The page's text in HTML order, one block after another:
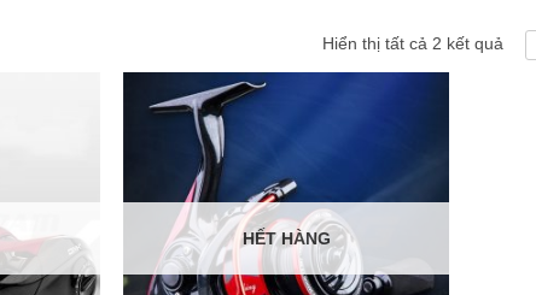
Hiển thị tất cả 2 kết quả
HẾT HÀNG